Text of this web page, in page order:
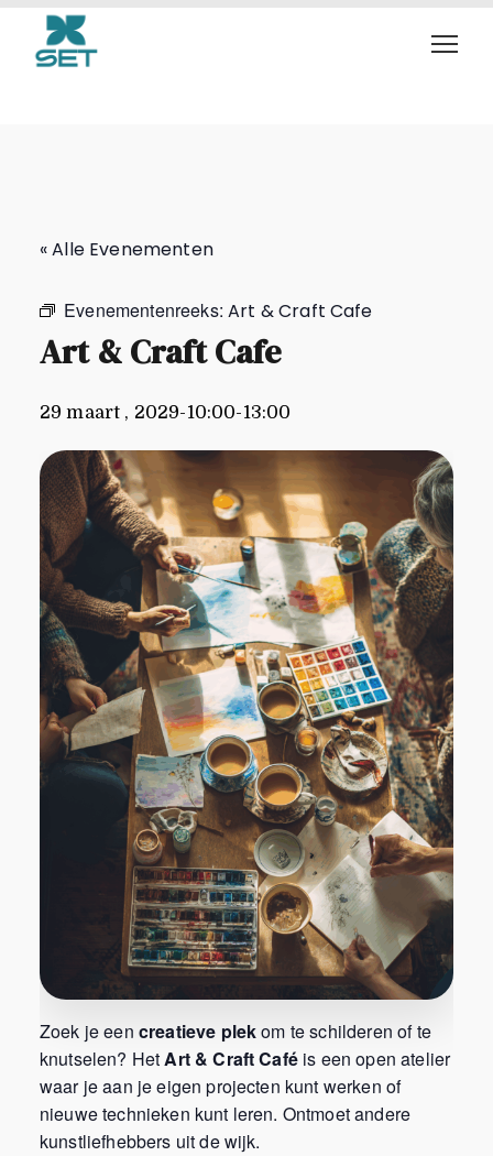
Art & Craft Cafe
« Alle Evenementen
Evenementenreeks:Art & Craft Cafe
Art & Craft Cafe
29 maart , 2029-10:00-13:00
Zoek je een creatieve plekom te schilderen of te
knutselen? HetArt & Craft Caféis een open atelier
waar je aan je eigen projecten kunt werken of
nieuwe technieken kunt leren. Ontmoet andere
kunstliefhebbers uit de wijk.